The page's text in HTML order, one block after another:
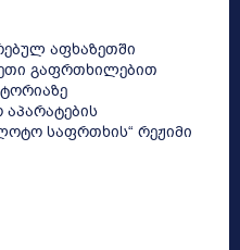
აფხაზეთში
გაფრთხილებით
საფრთხის“ რეჟიმი